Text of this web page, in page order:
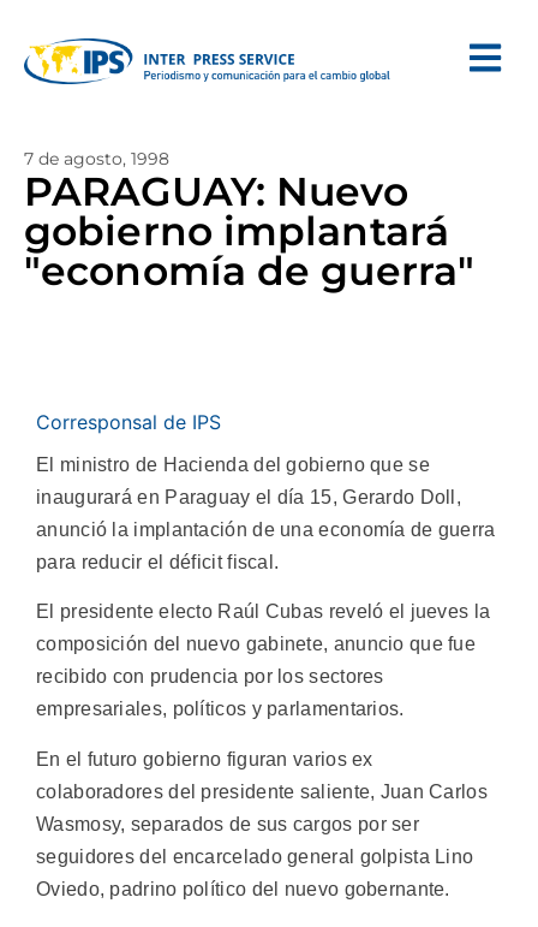
7 de agosto, 1998
PARAGUAY: Nuevo
gobierno implantará
"economía de guerra"
Corresponsal de IPS
El ministro de Hacienda del gobierno que se
inaugurará en Paraguay el día 15, Gerardo Doll,
anunció la implantación de una economía de guerra
para reducir el déficit fiscal.
El presidente electo Raúl Cubas reveló el jueves la
composición del nuevo gabinete, anuncio que fue
recibido con prudencia por los sectores
empresariales, políticos y parlamentarios.
En el futuro gobierno figuran varios ex
colaboradores del presidente saliente, Juan Carlos
Wasmosy, separados de sus cargos por ser
seguidores del encarcelado general golpista Lino
Oviedo, padrino político del nuevo gobernante.